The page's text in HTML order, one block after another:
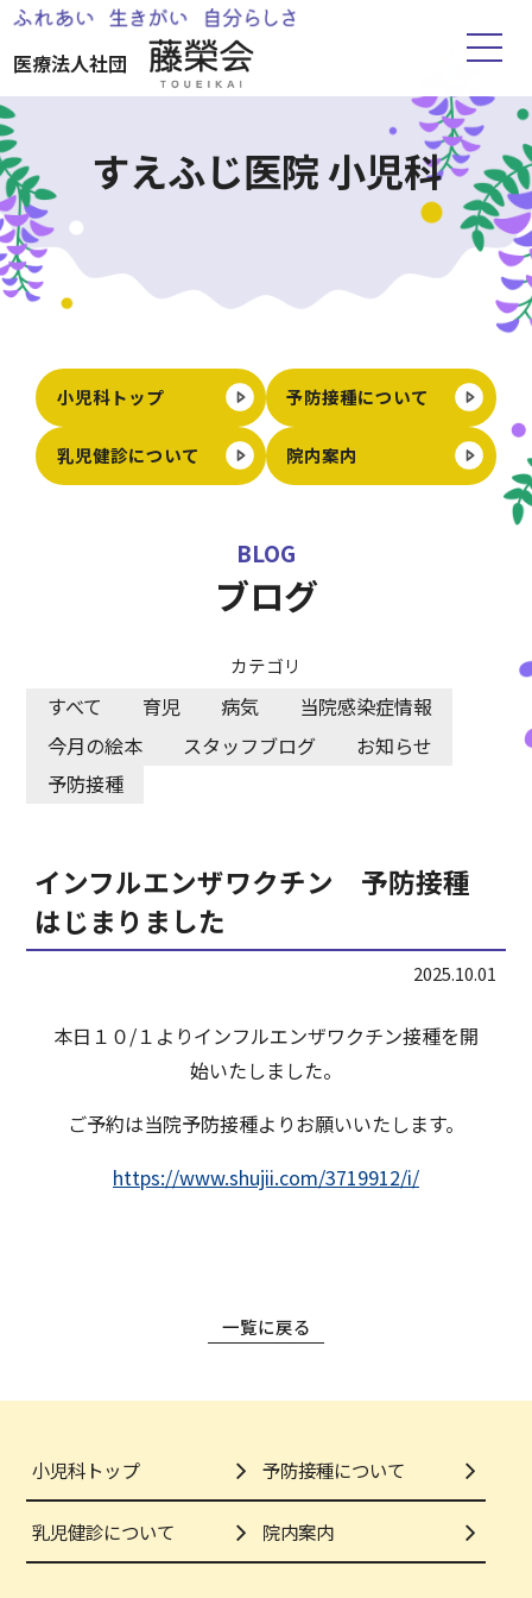
医療法人社団
すえふじ医院 小児科
小児科トップ 予防接種について
乳児健診について 院内案内
BLOG
ブログ
カテゴリ
すべて 育児 病気
当院感染症情報
今月の絵本
スタッフブログ
お知らせ
予防接種
インフルエンザワクチン 予防接種
はじまりました
2025.10.01
本日１０/１よりインフルエンザワクチン接種を開
始いたしました。
ご予約は当院予防接種よりお願いいたします。
https://www.shujii.com/3719912/i/
一覧に戻る
小児科トップ 予防接種について
乳児健診について 院内案内
ホーム
藤榮会について
お知らせ
すえふじ医院
湧心苑
各事業所お問合せ